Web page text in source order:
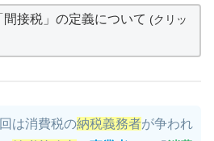
接税」の定義について (クリッ
は消費税の納税義務者が争われ